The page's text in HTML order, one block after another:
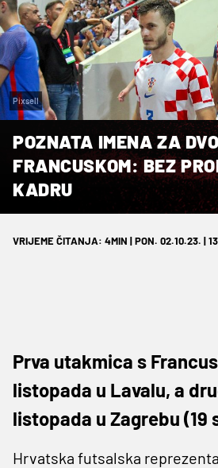
Pixsell
POZNATA IMENA ZA
FRANCUSKOM: BEZ
KADRU
VRIJEME ČITANJA: 4MIN | PON. 02.10.23. |
Prva utakmica s
listopada u Lavalu, a
listopada u Zagrebu (19
Hrvatska futsalska